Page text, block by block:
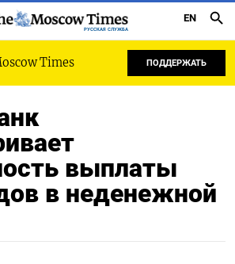
РУССКАЯ СЛУЖБА
EN
Times ПОДДЕРЖАТЬ
выплаты
в неденежной